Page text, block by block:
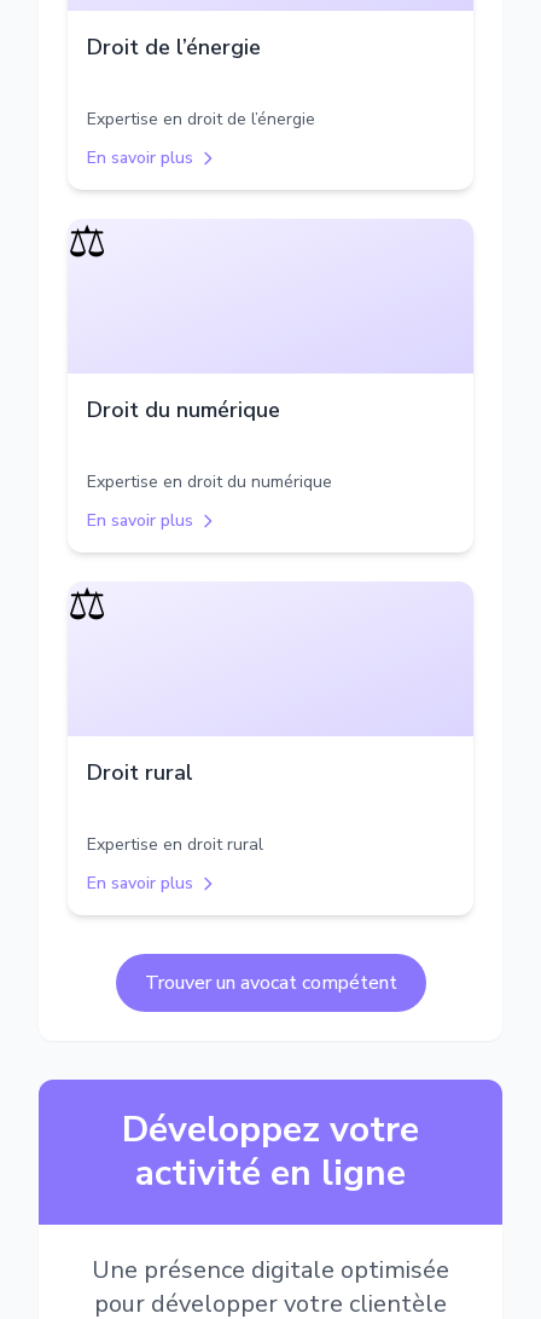
Droit de l’énergie
Expertise en droit de l’énergie
En savoir plus
⚖️
Droit du numérique
Expertise en droit du numérique
En savoir plus
⚖️
Droit rural
Expertise en droit rural
En savoir plus
Trouver un avocat compétent
Développez votre
activité en ligne
Une présence digitale optimisée
pour développer votre clientèle